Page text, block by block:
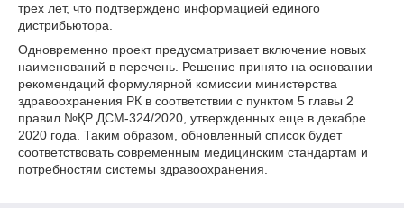
трех лет, что подтверждено информацией единого
дистрибьютора.
Одновременно проект предусматривает включение новых
наименований в перечень. Решение принято на основании
рекомендаций формулярной комиссии министерства
здравоохранения РК в соответствии с пунктом 5 главы 2
правил №ҚР ДСМ-324/2020, утвержденных еще в декабре
2020 года. Таким образом, обновленный список будет
соответствовать современным медицинским стандартам и
потребностям системы здравоохранения.